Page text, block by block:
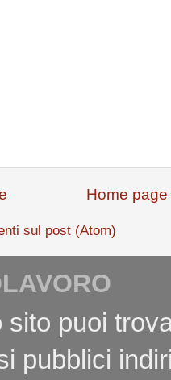
Home page
sul post (Atom)
sito puoi
pubblici